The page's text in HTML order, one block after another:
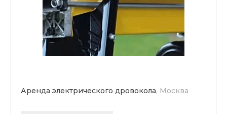
Аренда электрического дровокола, Москва